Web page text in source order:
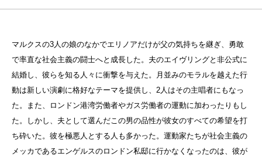
マルクスの3人の娘のなかでエリノアだけが父の気持ちを継ぎ、勇敢
で率直な社会主義の闘士へと成長した。夫のエイヴリングと非公式に
結婚し、彼らを知る人々に衝撃を与えた。月並みのモラルを越えた行
動は新しい演劇に格好なテーマを提供し、2人はその主唱者にもなっ
た。また、ロンドン港湾労働者やガス労働者の運動に加わったりもし
た。しかし、夫として選んだこの男の品性が彼女のすべての希望を打
ち砕いた。彼を極悪人とする人も多かった。運動家たちが社会主義の
メッカであるエンゲルスのロンドン私邸に行かなくなったのは、彼が